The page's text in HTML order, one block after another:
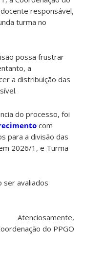
responsável,
turma no
possa frustrar
a
a distribuição das
do processo, foi
com
para a divisão das
2026/1, e Turma
ser avaliados
Atenciosamente,
do PPGO